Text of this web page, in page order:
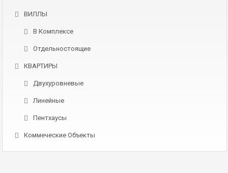
ВИЛЛЫ
В Комплексе
Отдельностоящие
КВАРТИРЫ
Двухуровневые
Линейные
Пентхаусы
Коммеческие Объекты